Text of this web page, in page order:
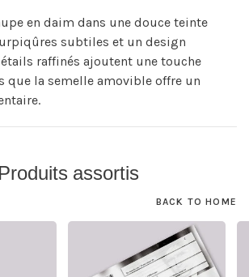
en daim dans une douce teinte
subtiles et un design
raffinés ajoutent une touche
que la semelle amovible offre un
Produits assortis
BACK TO HOME